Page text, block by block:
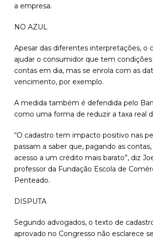
a empresa.
NO AZUL
Apesar das diferentes interpretações, o
ajudar o consumidor que tem
contas em dia, mas se enrola com as
vencimento, por exemplo.
A medida também é defendida pelo
como uma forma de reduzir a taxa real
“O cadastro tem impacto positivo nas
passam a saber que, pagando as
acesso a um crédito mais barato”, diz
professor da Fundação Escola de
Penteado.
DISPUTA
Segundo advogados, o texto de
aprovado no Congresso não esclarece